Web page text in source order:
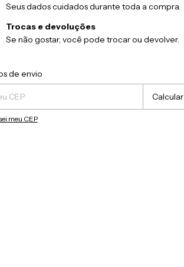
Seus dados cuidados durante toda a compra.
Trocas e devoluções
Se não gostar, você pode trocar ou devolver.
para o CEP:
de envio
Calcular
meu CEP